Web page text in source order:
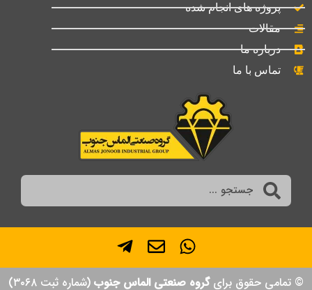
پروژه های انجام شده
مقالات
درباره ما
تماس با ما
© تمامی حقوق برایگروه صنعتی الماس جنوب (شماره ثبت ۳۰۶۸)